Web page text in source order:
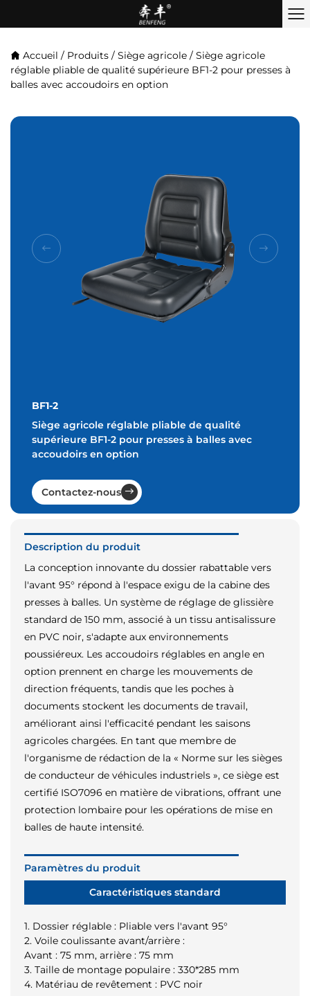
Accueil / Produits / Siège agricole / Siège agricole
réglable pliable de qualité supérieure BF1-2 pour presses à
balles avec accoudoirs en option
BF1-2
Siège agricole réglable pliable de qualité
supérieure BF1-2 pour presses à balles avec
accoudoirs en option
Contactez-nous
Description du produit
La conception innovante du dossier rabattable vers
l'avant 95° répond à l'espace exigu de la cabine des
presses à balles. Un système de réglage de glissière
standard de 150 mm, associé à un tissu antisalissure
en PVC noir, s'adapte aux environnements
poussiéreux. Les accoudoirs réglables en angle en
option prennent en charge les mouvements de
direction fréquents, tandis que les poches à
documents stockent les documents de travail,
améliorant ainsi l'efficacité pendant les saisons
agricoles chargées. En tant que membre de
l'organisme de rédaction de la « Norme sur les sièges
de conducteur de véhicules industriels », ce siège est
certifié ISO7096 en matière de vibrations, offrant une
protection lombaire pour les opérations de mise en
balles de haute intensité.
Paramètres du produit
Caractéristiques standard
1. Dossier réglable : Pliable vers l'avant 95°
2. Voile coulissante avant/arrière :
Avant : 75 mm, arrière : 75 mm
3. Taille de montage populaire : 330*285 mm
4. Matériau de revêtement : PVC noir